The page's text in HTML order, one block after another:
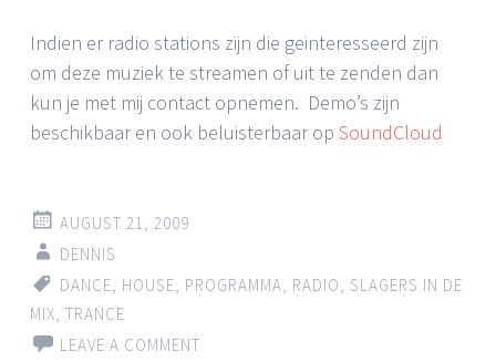
Indien er radio stations zijn die geinteresseerd zijn
om deze muziek te streamen of uit te zenden dan
kun je met mij contact opnemen. Demo’s zijn
beschikbaar en ook beluisterbaar op SoundCloud
AUGUST 21, 2009
DENNIS
DANCE, HOUSE, PROGRAMMA, RADIO, SLAGERS IN DE
MIX, TRANCE
LEAVE A COMMENT